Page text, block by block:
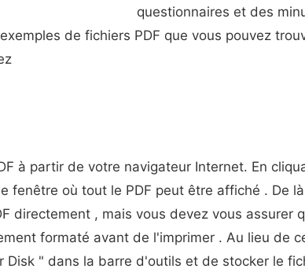
questionnaires et des
de fichiers PDF que vous pouvez
à partir de votre navigateur Internet. En
fenêtre où tout le PDF peut être affiché . De
directement , mais vous devez vous assurer
formaté avant de l'imprimer . Au lieu de
Disk " dans la barre d'outils et de stocker le